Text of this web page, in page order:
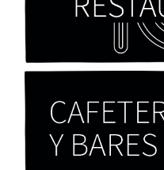
Paloma Pulisci